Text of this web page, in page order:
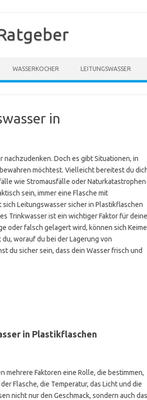
WASSERKOCHER LEITUNGSWASSER
in
Doch es gibt Situationen, in
möchtest. Vielleicht bereitest du
wie Stromausfälle oder Naturkatastrophen
sein, immer eine Flasche mit
Leitungswasser sicher in Plastikflaschen
Trinkwasser ist ein wichtiger Faktor für deine
oder falsch gelagert wird, können sich Keime
worauf du bei der Lagerung von
du sicher sein, dass dein Wasser frisch und
in Plastikflaschen
mehrere Faktoren eine Rolle, die bestimmen,
Flasche, die Temperatur, das Licht und die
nicht nur den Geschmack, sondern auch das